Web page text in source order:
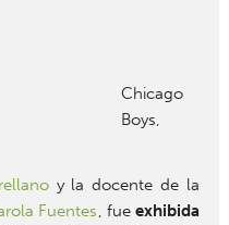
Chicago
Boys,
y la docente de la
Fuentes, fueexhibida